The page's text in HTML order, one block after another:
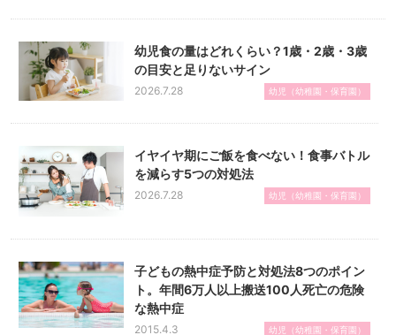
幼児食の量はどれくらい？1歳・2歳・3歳
の目安と足りないサイン
2026.7.28 幼児（幼稚園・保育園）
イヤイヤ期にご飯を食べない！食事バトル
を減らす5つの対処法
2026.7.28 幼児（幼稚園・保育園）
子どもの熱中症予防と対処法8つのポイン
ト。年間6万人以上搬送100人死亡の危険
な熱中症
2015.4.3 幼児（幼稚園・保育園）